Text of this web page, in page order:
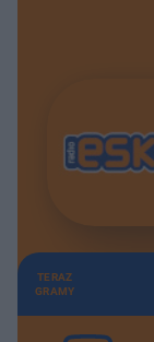
TERAZ
GRAMY